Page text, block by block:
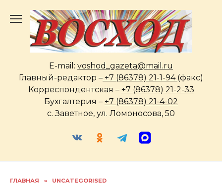
содержанию
E-mail: voshod_gazeta@mail.ru
Главный-редактор – +7 (86378) 21-1-94 (факс)
Корреспондентская – +7 (86378) 21-2-33
Бухгалтерия – +7 (86378) 21-4-02
с. Заветное, ул. Ломоносова, 50
ГЛАВНАЯ » UNCATEGORISED